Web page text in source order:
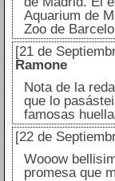
Aquarium de
Zoo de
[21 de
Ramone
Nota de la
que lo
famosas
[22 de
Wooow
promesa que